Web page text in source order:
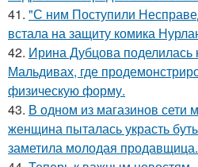
41. "С ним Поступили
встала на защиту комика
42. Ирина Дубцова поделилась
Мальдивах, где
физическую форму.
43. В одном из магазинов сети
женщина пыталась украсть
заметила молодая продавщица.